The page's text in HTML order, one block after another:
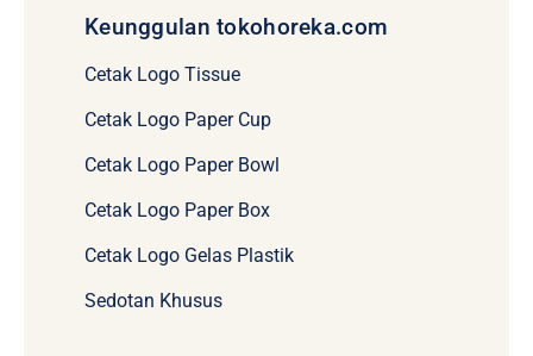
Keunggulan tokohoreka.com
Cetak Logo Tissue
Cetak Logo Paper Cup
Cetak Logo Paper Bowl
Cetak Logo Paper Box
Cetak Logo Gelas Plastik
Sedotan Khusus